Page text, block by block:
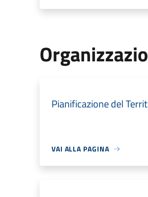
Pianificazione del
VAI ALLA PAGINA